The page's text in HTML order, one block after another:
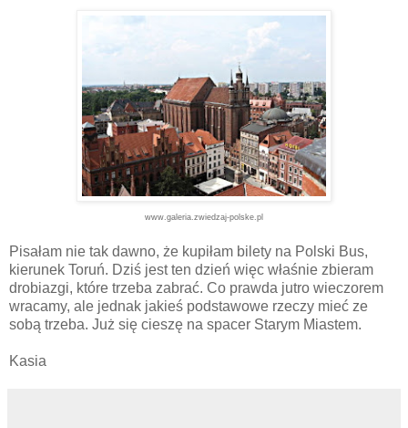
www.galeria.zwiedzaj-polske.pl
Pisałam nie tak dawno, że kupiłam bilety na Polski Bus,
kierunek Toruń. Dziś jest ten dzień więc właśnie zbieram
drobiazgi, które trzeba zabrać. Co prawda jutro wieczorem
wracamy, ale jednak jakieś podstawowe rzeczy mieć ze
sobą trzeba. Już się cieszę na spacer Starym Miastem.
Kasia